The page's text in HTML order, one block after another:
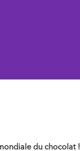
du chocolat !